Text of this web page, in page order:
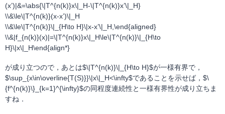
(x’)|&=\abs{\|T^{n(k)}x\|_H-\|T^{n(k)}x’\|_H}
\\&\le\|T^{n(k)}(x-x’)\|_H
\\&\le\|T^{n(k)}\|_{H\to H}\|x-x’\|_H,\end{aligned}
\\&|f_{n(k)}(x)|=\|T^{n(k)}x\|_H\le\|T^{n(k)}\|_{H\to
H}\|x\|_H\end{align*}
が成り立つので，あとは$\|T^{n(k)}\|_{H\to H}$が一様有界で，
$\sup_{x\in\overline{T(S)}}\|x\|_H<\infty$であることを示せば，$\
{f^{n(k)}\}_{k=1}^{\infty}$の同程度連続性と一様有界性が成り立ちま
すね．